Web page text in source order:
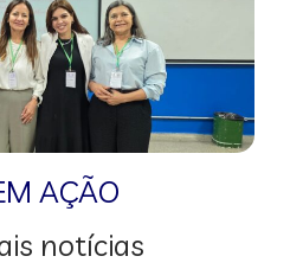
AÇÃO
notícias